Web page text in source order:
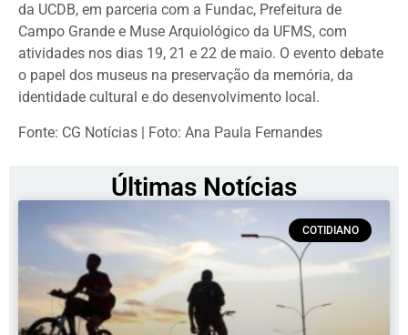
da UCDB, em parceria com a Fundac, Prefeitura de
Campo Grande e Muse Arquiológico da UFMS, com
atividades nos dias 19, 21 e 22 de maio. O evento debate
o papel dos museus na preservação da memória, da
identidade cultural e do desenvolvimento local.
Fonte: CG Notícias | Foto: Ana Paula Fernandes
Últimas Notícias
COTIDIANO